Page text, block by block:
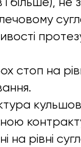
стоп на
на рівні